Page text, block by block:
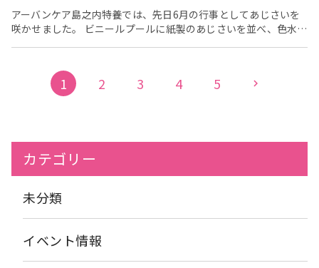
アーバンケア島之内特養では、先日6月の行事としてあじさいを
咲かせました。 ビニールプールに紙製のあじさいを並べ、色水を
綺麗やん」「もうちょっとそっちも色つけるわ」など、身を乗り
出して積極的に色をつけてくださっていました。 居室におられ
る方はベッドの上に洗面器を置き、思い切り色をつけていただき
1 2 3 4 5 chevron_right
カテゴリー
未分類
イベント情報